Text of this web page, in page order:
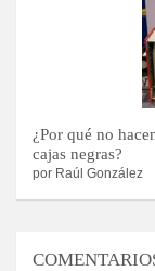
¿Por qué no
cajas negras?
por Raúl González